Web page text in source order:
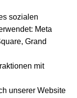
sozialen
Meta
Grand
mit
unserer Website